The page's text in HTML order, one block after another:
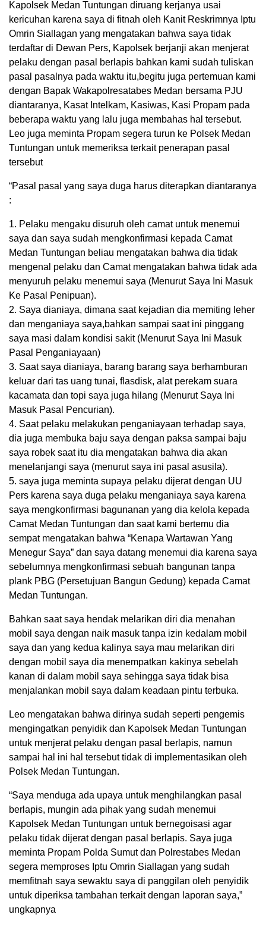
Kapolsek Medan Tuntungan diruang kerjanya usai
kericuhan karena saya di fitnah oleh Kanit Reskrimnya Iptu
Omrin Siallagan yang mengatakan bahwa saya tidak
terdaftar di Dewan Pers, Kapolsek berjanji akan menjerat
pelaku dengan pasal berlapis bahkan kami sudah tuliskan
pasal pasalnya pada waktu itu,begitu juga pertemuan kami
dengan Bapak Wakapolresatabes Medan bersama PJU
diantaranya, Kasat Intelkam, Kasiwas, Kasi Propam pada
beberapa waktu yang lalu juga membahas hal tersebut.
Leo juga meminta Propam segera turun ke Polsek Medan
Tuntungan untuk memeriksa terkait penerapan pasal
tersebut
“Pasal pasal yang saya duga harus diterapkan diantaranya
:
1. Pelaku mengaku disuruh oleh camat untuk menemui
saya dan saya sudah mengkonfirmasi kepada Camat
Medan Tuntungan beliau mengatakan bahwa dia tidak
mengenal pelaku dan Camat mengatakan bahwa tidak ada
menyuruh pelaku menemui saya (Menurut Saya Ini Masuk
Ke Pasal Penipuan).
2. Saya dianiaya, dimana saat kejadian dia memiting leher
dan menganiaya saya,bahkan sampai saat ini pinggang
saya masi dalam kondisi sakit (Menurut Saya Ini Masuk
Pasal Penganiayaan)
3. Saat saya dianiaya, barang barang saya berhamburan
keluar dari tas uang tunai, flasdisk, alat perekam suara
kacamata dan topi saya juga hilang (Menurut Saya Ini
Masuk Pasal Pencurian).
4. Saat pelaku melakukan penganiayaan terhadap saya,
dia juga membuka baju saya dengan paksa sampai baju
saya robek saat itu dia mengatakan bahwa dia akan
menelanjangi saya (menurut saya ini pasal asusila).
5. saya juga meminta supaya pelaku dijerat dengan UU
Pers karena saya duga pelaku menganiaya saya karena
saya mengkonfirmasi bagunanan yang dia kelola kepada
Camat Medan Tuntungan dan saat kami bertemu dia
sempat mengatakan bahwa “Kenapa Wartawan Yang
Menegur Saya” dan saya datang menemui dia karena saya
sebelumnya mengkonfirmasi sebuah bangunan tanpa
plank PBG (Persetujuan Bangun Gedung) kepada Camat
Medan Tuntungan.
Bahkan saat saya hendak melarikan diri dia menahan
mobil saya dengan naik masuk tanpa izin kedalam mobil
saya dan yang kedua kalinya saya mau melarikan diri
dengan mobil saya dia menempatkan kakinya sebelah
kanan di dalam mobil saya sehingga saya tidak bisa
menjalankan mobil saya dalam keadaan pintu terbuka.
Leo mengatakan bahwa dirinya sudah seperti pengemis
mengingatkan penyidik dan Kapolsek Medan Tuntungan
untuk menjerat pelaku dengan pasal berlapis, namun
sampai hal ini hal tersebut tidak di implementasikan oleh
Polsek Medan Tuntungan.
“Saya menduga ada upaya untuk menghilangkan pasal
berlapis, mungin ada pihak yang sudah menemui
Kapolsek Medan Tuntungan untuk bernegoisasi agar
pelaku tidak dijerat dengan pasal berlapis. Saya juga
meminta Propam Polda Sumut dan Polrestabes Medan
segera memproses Iptu Omrin Siallagan yang sudah
memfitnah saya sewaktu saya di panggilan oleh penyidik
untuk diperiksa tambahan terkait dengan laporan saya,”
ungkapnya